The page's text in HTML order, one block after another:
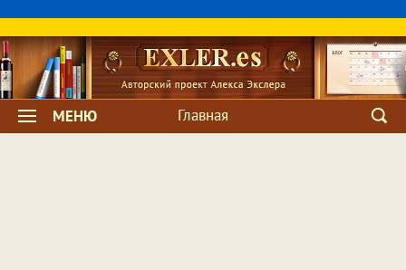
МЕНЮ Главная